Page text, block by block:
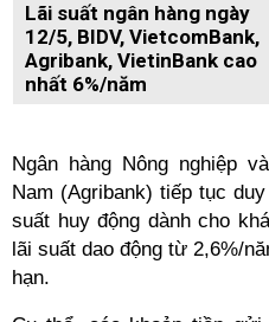
Lãi suất ngân hàng ngày
12/5, BIDV, VietcomBank,
Agribank, VietinBank cao
nhất 6%/năm
Ngân hàng Nông nghiệp
Nam (Agribank) tiếp tục
suất huy động dành cho
lãi suất dao động từ 2,6%/
hạn.